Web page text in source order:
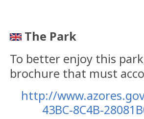
The Park
To better enjoy this
brochure that must
http://
43BC-8C4B-